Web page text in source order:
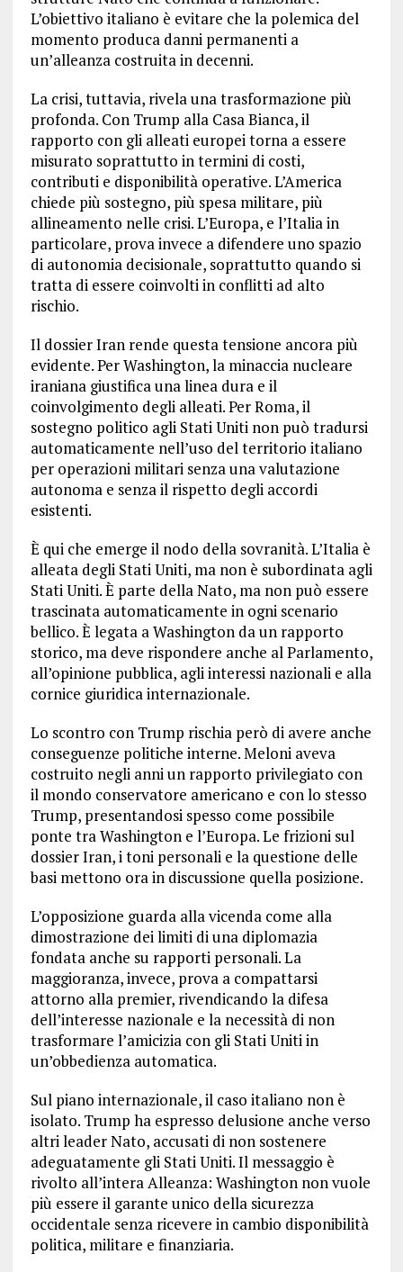
L’obiettivo italiano è evitare che la polemica del
momento produca danni permanenti a
un’alleanza costruita in decenni.
La crisi, tuttavia, rivela una trasformazione più
profonda. Con Trump alla Casa Bianca, il
rapporto con gli alleati europei torna a essere
misurato soprattutto in termini di costi,
contributi e disponibilità operative. L’America
chiede più sostegno, più spesa militare, più
allineamento nelle crisi. L’Europa, e l’Italia in
particolare, prova invece a difendere uno spazio
di autonomia decisionale, soprattutto quando si
tratta di essere coinvolti in conflitti ad alto
rischio.
Il dossier Iran rende questa tensione ancora più
evidente. Per Washington, la minaccia nucleare
iraniana giustifica una linea dura e il
coinvolgimento degli alleati. Per Roma, il
sostegno politico agli Stati Uniti non può tradursi
automaticamente nell’uso del territorio italiano
per operazioni militari senza una valutazione
autonoma e senza il rispetto degli accordi
esistenti.
È qui che emerge il nodo della sovranità. L’Italia è
alleata degli Stati Uniti, ma non è subordinata agli
Stati Uniti. È parte della Nato, ma non può essere
trascinata automaticamente in ogni scenario
bellico. È legata a Washington da un rapporto
storico, ma deve rispondere anche al Parlamento,
all’opinione pubblica, agli interessi nazionali e alla
cornice giuridica internazionale.
Lo scontro con Trump rischia però di avere anche
conseguenze politiche interne. Meloni aveva
costruito negli anni un rapporto privilegiato con
il mondo conservatore americano e con lo stesso
Trump, presentandosi spesso come possibile
ponte tra Washington e l’Europa. Le frizioni sul
dossier Iran, i toni personali e la questione delle
basi mettono ora in discussione quella posizione.
L’opposizione guarda alla vicenda come alla
dimostrazione dei limiti di una diplomazia
fondata anche su rapporti personali. La
maggioranza, invece, prova a compattarsi
attorno alla premier, rivendicando la difesa
dell’interesse nazionale e la necessità di non
trasformare l’amicizia con gli Stati Uniti in
un’obbedienza automatica.
Sul piano internazionale, il caso italiano non è
isolato. Trump ha espresso delusione anche verso
altri leader Nato, accusati di non sostenere
adeguatamente gli Stati Uniti. Il messaggio è
rivolto all’intera Alleanza: Washington non vuole
più essere il garante unico della sicurezza
occidentale senza ricevere in cambio disponibilità
politica, militare e finanziaria.